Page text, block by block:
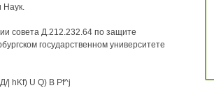
Наук.
совета Д.212.232.64 по защите
государственном университете
| hKf) U Q) В Pf^j